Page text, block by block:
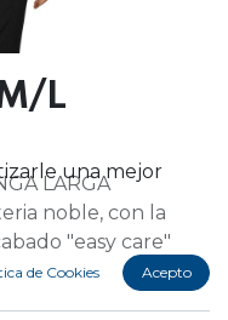
L
LARGA
noble, con la
"easy care"
una mejor
de Cookies Acepto